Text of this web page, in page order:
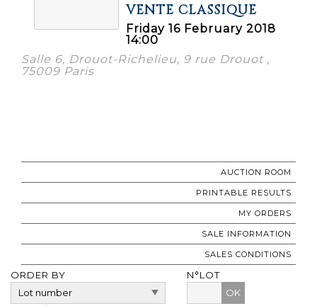
VENTE CLASSIQUE
Friday 16 February 2018
14:00
Salle 6, Drouot-Richelieu, 9 rue Drouot ,
75009 Paris
AUCTION ROOM
PRINTABLE RESULTS
MY ORDERS
SALE INFORMATION
SALES CONDITIONS
ORDER BY
N°LOT
OK